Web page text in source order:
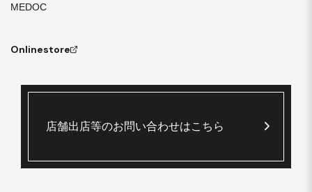
MEDOC
Onlinestore
店舗出店等のお問い合わせはこちら